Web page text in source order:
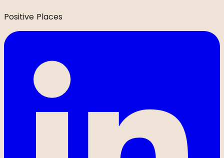
Positive Places